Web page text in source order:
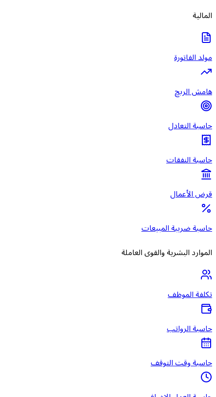
المالية
مولد الفاتورة
هامش الربح
حاسبة التعادل
حاسبة النفقات
قرض الأعمال
حاسبة ضريبة المبيعات
الموارد البشرية والقوى العاملة
تكلفة الموظف
حاسبة الرواتب
حاسبة وقت التوقف